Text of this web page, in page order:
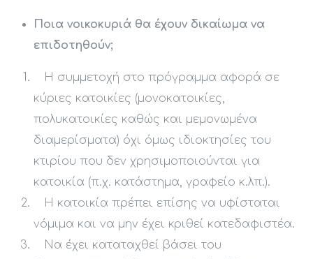
Ποια νοικοκυριά θα έχουν δικαίωμα να
επιδοτηθούν;
Η συμμετοχή στο πρόγραμμα αφορά σε
κύριες κατοικίες (μονοκατοικίες,
πολυκατοικίες καθώς και μεμονωμένα
διαμερίσματα) όχι όμως ιδιοκτησίες του
κτιρίου που δεν χρησιμοποιούνται για
κατοικία (π.χ. κατάστημα, γραφείο κ.λπ.).
Η κατοικία πρέπει επίσης να υφίσταται
νόμιμα και να μην έχει κριθεί κατεδαφιστέα.
Να έχει καταταχθεί βάσει του